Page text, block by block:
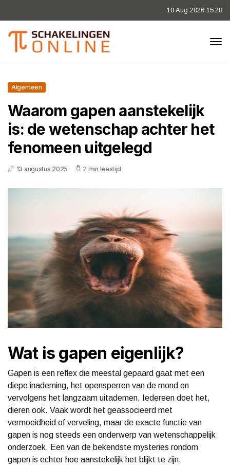
10 Aug 2026 15:28
Algemeen
Waarom gapen aanstekelijk
is: de wetenschap achter het
fenomeen uitgelegd
13 augustus 2025 2 min leestijd
Wat is gapen eigenlijk?
Gapen is een reflex die meestal gepaard gaat met een
diepe inademing, het opensperren van de mond en
vervolgens het langzaam uitademen. Iedereen doet het,
dieren ook. Vaak wordt het geassocieerd met
vermoeidheid of verveling, maar de exacte functie van
gapen is nog steeds een onderwerp van wetenschappelijk
onderzoek. Een van de bekendste mysteries rondom
gapen is echter hoe aanstekelijk het blijkt te zijn.